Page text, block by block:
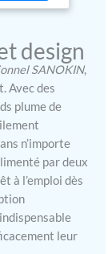
et la
santé
vous
ou
le
vous
et une
une
oxygène
peuvent
et d´une
en
design
SANOKIN,
Avec des
plume de
n’importe
par deux
à l’emploi dès
leur